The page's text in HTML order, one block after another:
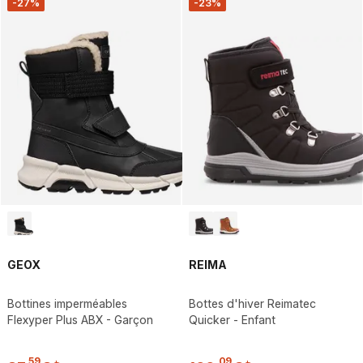
-27%
GEOX
Bottines imperméables
Flexyper Plus ABX - Garçon
-23%
REIMA
Bottes d'hiver Reimatec
Quicker - Enfant